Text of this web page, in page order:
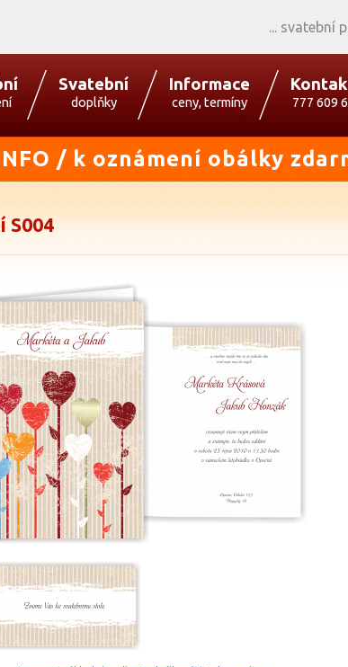
svatební
Svatební
doplňky
Informace
ceny, termíny 777 609
/ k oznámení obálky
S004